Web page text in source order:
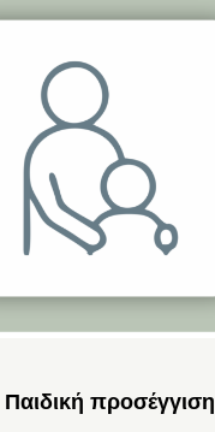
Παιδική προσέγγιση